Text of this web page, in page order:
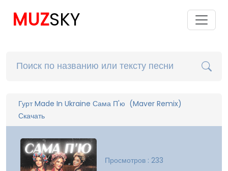
MUZSKY
Гурт Made In Ukraine Сама П'ю (Maver Remix)
Скачать
Просмотров : 233